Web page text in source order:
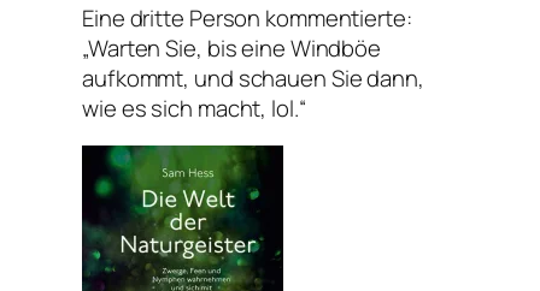
Eine dritte Person kommentierte:
„Warten Sie, bis eine Windböe
aufkommt, und schauen Sie dann,
wie es sich macht, lol.“